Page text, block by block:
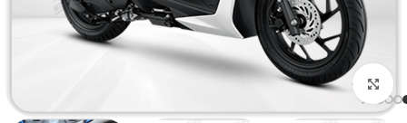
بزرگنمایی تصویر